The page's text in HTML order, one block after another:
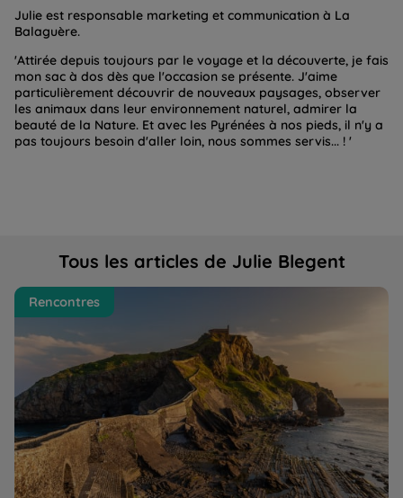
Julie est responsable marketing et communication à La
Balaguère.
'Attirée depuis toujours par le voyage et la découverte, je fais
mon sac à dos dès que l'occasion se présente. J'aime
particulièrement découvrir de nouveaux paysages, observer
les animaux dans leur environnement naturel, admirer la
beauté de la Nature. Et avec les Pyrénées à nos pieds, il n'y a
pas toujours besoin d'aller loin, nous sommes servis... ! '
Tous les articles de Julie Blegent
L'ermitage de Gaztelugatxe au Pays Basque | La
Balaguère
Rencontres